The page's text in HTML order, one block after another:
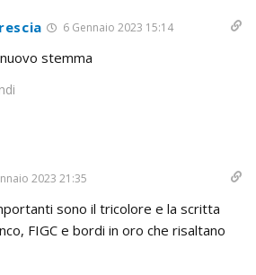
6 Gennaio 2023 15:14
stemma
2023 21:35
sono il tricolore e la scritta
FIGC e bordi in oro che risaltano